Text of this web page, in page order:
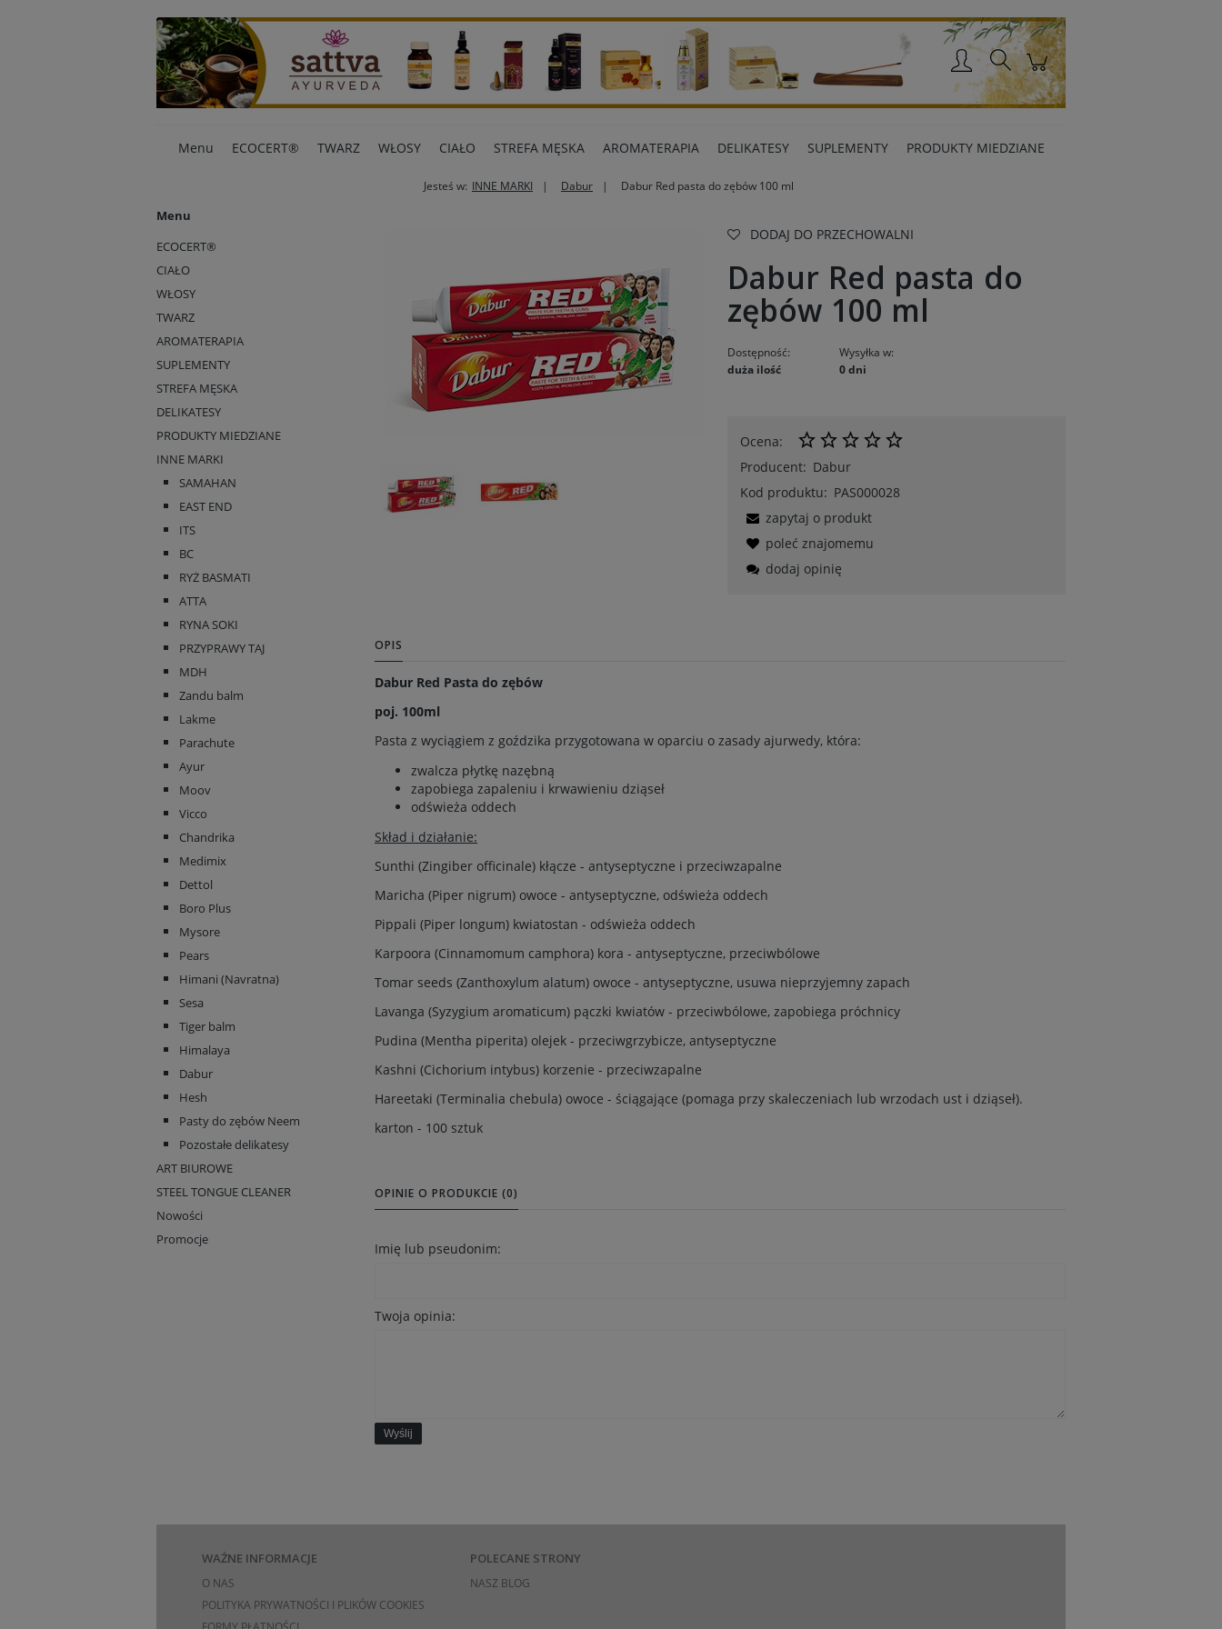
Menu ECOCERT® TWARZ WŁOSY CIAŁO STREFA MĘSKA AROMATERAPIA DELIKATESY SUPLEMENTY PRODUKTY MIEDZIANE
Jesteś w: INNE MARKI Dabur Dabur Red pasta do zębów 100 ml
Menu
ECOCERT®
CIAŁO
WŁOSY
TWARZ
AROMATERAPIA
SUPLEMENTY
STREFA MĘSKA
DELIKATESY
PRODUKTY MIEDZIANE
INNE MARKI
SAMAHAN
EAST END
ITS
BC
RYŻ BASMATI
ATTA
RYNA SOKI
PRZYPRAWY TAJ
MDH
Zandu balm
Lakme
Parachute
Ayur
Moov
Vicco
Chandrika
Medimix
Dettol
Boro Plus
Mysore
Pears
Himani (Navratna)
Sesa
Tiger balm
Himalaya
Dabur
Hesh
Pasty do zębów Neem
Pozostałe delikatesy
ART BIUROWE
STEEL TONGUE CLEANER
Nowości
Promocje
DODAJ DO PRZECHOWALNI
Dabur Red pasta do
zębów 100 ml
Dostępność:
duża ilość
Wysyłka w:
0 dni
Ocena:
Producent: Dabur
Kod produktu: PAS000028
zapytaj o produkt
poleć znajomemu
dodaj opinię
OPIS
Dabur Red Pasta do zębów
poj. 100ml
Pasta z wyciągiem z goździka przygotowana w oparciu o zasady ajurwedy, która:
zwalcza płytkę nazębną
zapobiega zapaleniu i krwawieniu dziąseł
odświeża oddech
Skład i działanie:
Sunthi (Zingiber officinale) kłącze - antyseptyczne i przeciwzapalne
Maricha (Piper nigrum) owoce - antyseptyczne, odświeża oddech
Pippali (Piper longum) kwiatostan - odświeża oddech
Karpoora (Cinnamomum camphora) kora - antyseptyczne, przeciwbólowe
Tomar seeds (Zanthoxylum alatum) owoce - antyseptyczne, usuwa nieprzyjemny zapach
Lavanga (Syzygium aromaticum) pączki kwiatów - przeciwbólowe, zapobiega próchnicy
Pudina (Mentha piperita) olejek - przeciwgrzybicze, antyseptyczne
Kashni (Cichorium intybus) korzenie - przeciwzapalne
Hareetaki (Terminalia chebula) owoce - ściągające (pomaga przy skaleczeniach lub wrzodach ust i dziąseł).
karton - 100 sztuk
OPINIE O PRODUKCIE (0)
Imię lub pseudonim:
Twoja opinia:
Wyślij
WAŻNE INFORMACJE
O NAS
POLITYKA PRYWATNOŚCI I PLIKÓW COOKIES
POLECANE STRONY
NASZ BLOG